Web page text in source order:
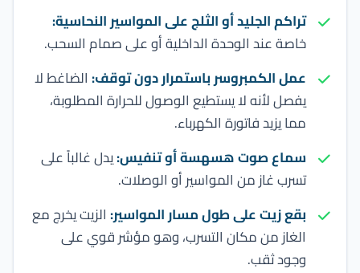
تراكم الجليد أو الثلج على المواسير النحاسية:
خاصة عند الوحدة الداخلية أو على صمام السحب.
عمل الكمبروسر باستمرار دون توقف:الضاغط لا
يفصل لأنه لا يستطيع الوصول للحرارة المطلوبة،
مما يزيد فاتورة الكهرباء.
سماع صوت هسهسة أو تنفيس:يدل غالباً على
تسرب غاز من المواسير أو الوصلات.
بقع زيت على طول مسار المواسير:الزيت يخرج مع
الغاز من مكان التسرب، وهو مؤشر قوي على
وجود ثقب.